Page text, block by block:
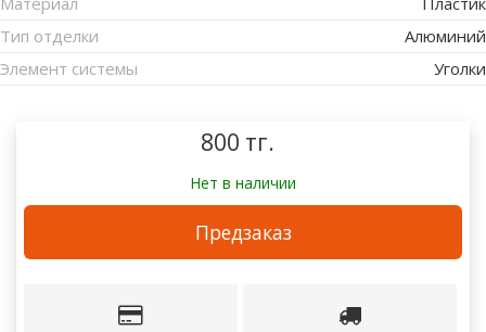
Тип отделки
Алюминий
Элемент системы
Уголки
800 тг.
Нет в наличии
Предзаказ